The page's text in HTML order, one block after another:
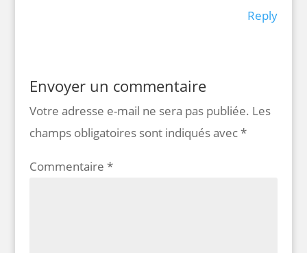
Reply
Envoyer un commentaire
Votre adresse e-mail ne sera pas publiée. Les
champs obligatoires sont indiqués avec*
Commentaire *